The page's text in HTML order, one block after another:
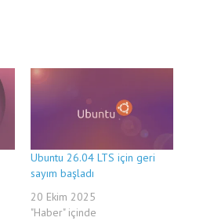
Ubuntu 26.04 LTS için geri
sayım başladı
20 Ekim 2025
"Haber" içinde